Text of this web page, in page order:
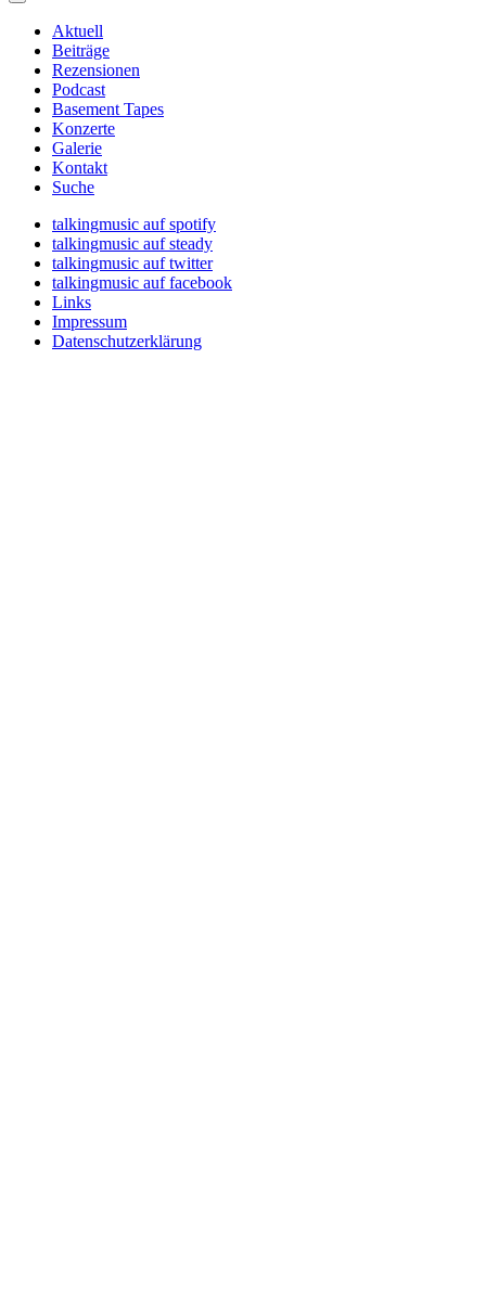
Aktuell
Beiträge
Rezensionen
Podcast
Basement Tapes
Konzerte
Galerie
Kontakt
Suche
talkingmusic auf spotify
talkingmusic auf steady
talkingmusic auf twitter
talkingmusic auf facebook
Links
Impressum
Datenschutzerklärung